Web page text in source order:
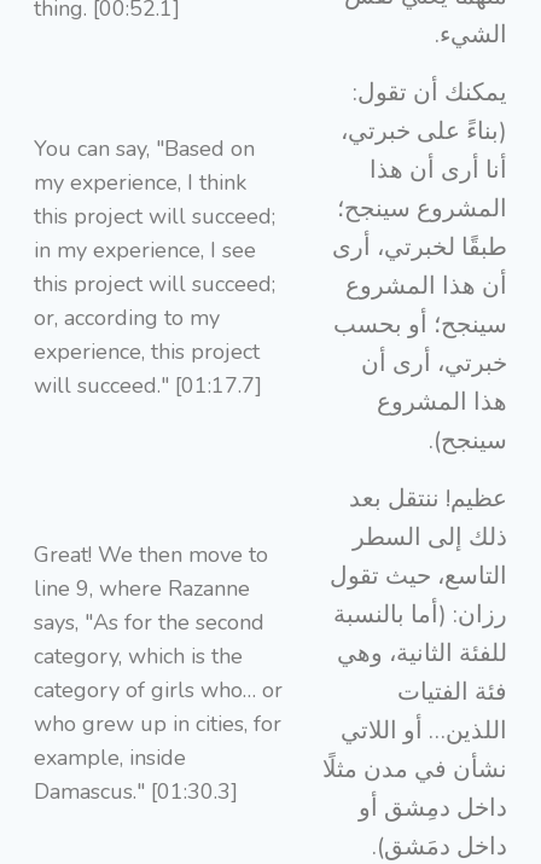
thing. [00:52.1]
الشيء.
You can say, "Based on
my experience, I think
this project will succeed;
in my experience, I see
this project will succeed;
or, according to my
experience, this project
will succeed." [01:17.7]
يمكنك أن تقول:
(بناءً على خبرتي،
أنا أرى أن هذا
المشروع سينجح؛
طبقًا لخبرتي، أرى
أن هذا المشروع
سينجح؛ أو بحسب
خبرتي، أرى أن
هذا المشروع
سينجح).
Great! We then move to
line 9, where Razanne
says, "As for the second
category, which is the
category of girls who… or
who grew up in cities, for
example, inside
Damascus." [01:30.3]
عظيم! ننتقل بعد
ذلك إلى السطر
التاسع، حيث تقول
رزان: (أما بالنسبة
للفئة الثانية، وهي
فئة الفتيات
اللذين… أو اللاتي
نشأن في مدن مثلًا
داخل دمِشق أو
داخل دمَشق).